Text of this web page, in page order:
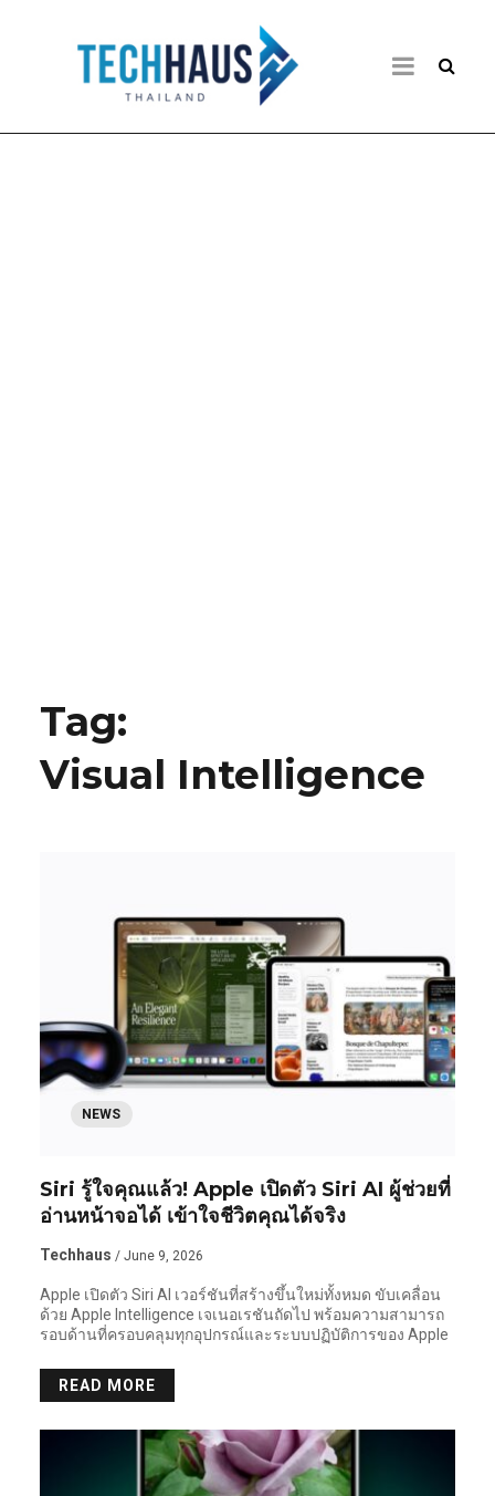
Tag:
Visual Intelligence
NEWS
Siri รู้ใจคุณแล้ว! Apple เปิดตัว Siri AI ผู้ช่วยที่
อ่านหน้าจอได้ เข้าใจชีวิตคุณได้จริง
Techhaus / June 9, 2026
Apple เปิดตัว Siri AI เวอร์ชันที่สร้างขึ้นใหม่ทั้งหมด ขับเคลื่อน
ด้วย Apple Intelligence เจเนอเรชันถัดไป พร้อมความสามารถ
รอบด้านที่ครอบคลุมทุกอุปกรณ์และระบบปฏิบัติการของ Apple
READ MORE